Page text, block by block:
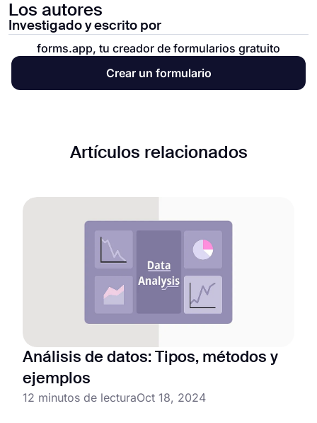
Los autores
Investigado y escrito por
forms.app, tu creador de formularios gratuito
Crear un formulario
Artículos relacionados
Análisis de datos: Tipos, métodos y
ejemplos
12 minutos de lecturaOct 18, 2024